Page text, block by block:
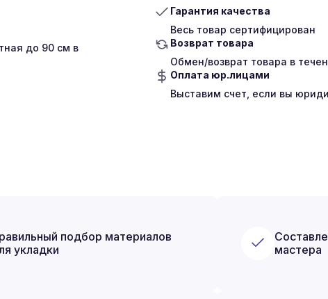
Гарантия качества
Весь товар сертифицирован
Возврат товара
Обмен/возврат товара в
Оплата юр.лицами
Выставим счет, если вы
до 90 см в
подбор материалов
укладки
мастера